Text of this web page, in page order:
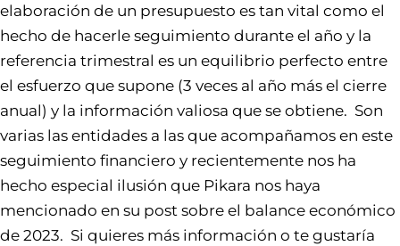
elaboración de un presupuesto es tan vital como el
hecho de hacerle seguimiento durante el año y la
referencia trimestral es un equilibrio perfecto entre
el esfuerzo que supone (3 veces al año más el cierre
anual) y la información valiosa que se obtiene. Son
varias las entidades a las que acompañamos en este
seguimiento financiero y recientemente nos ha
hecho especial ilusión que Pikara nos haya
mencionado en su post sobre el balance económico
de 2023. Si quieres más información o te gustaría